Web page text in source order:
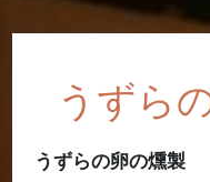
うずら
うずらの卵の燻製